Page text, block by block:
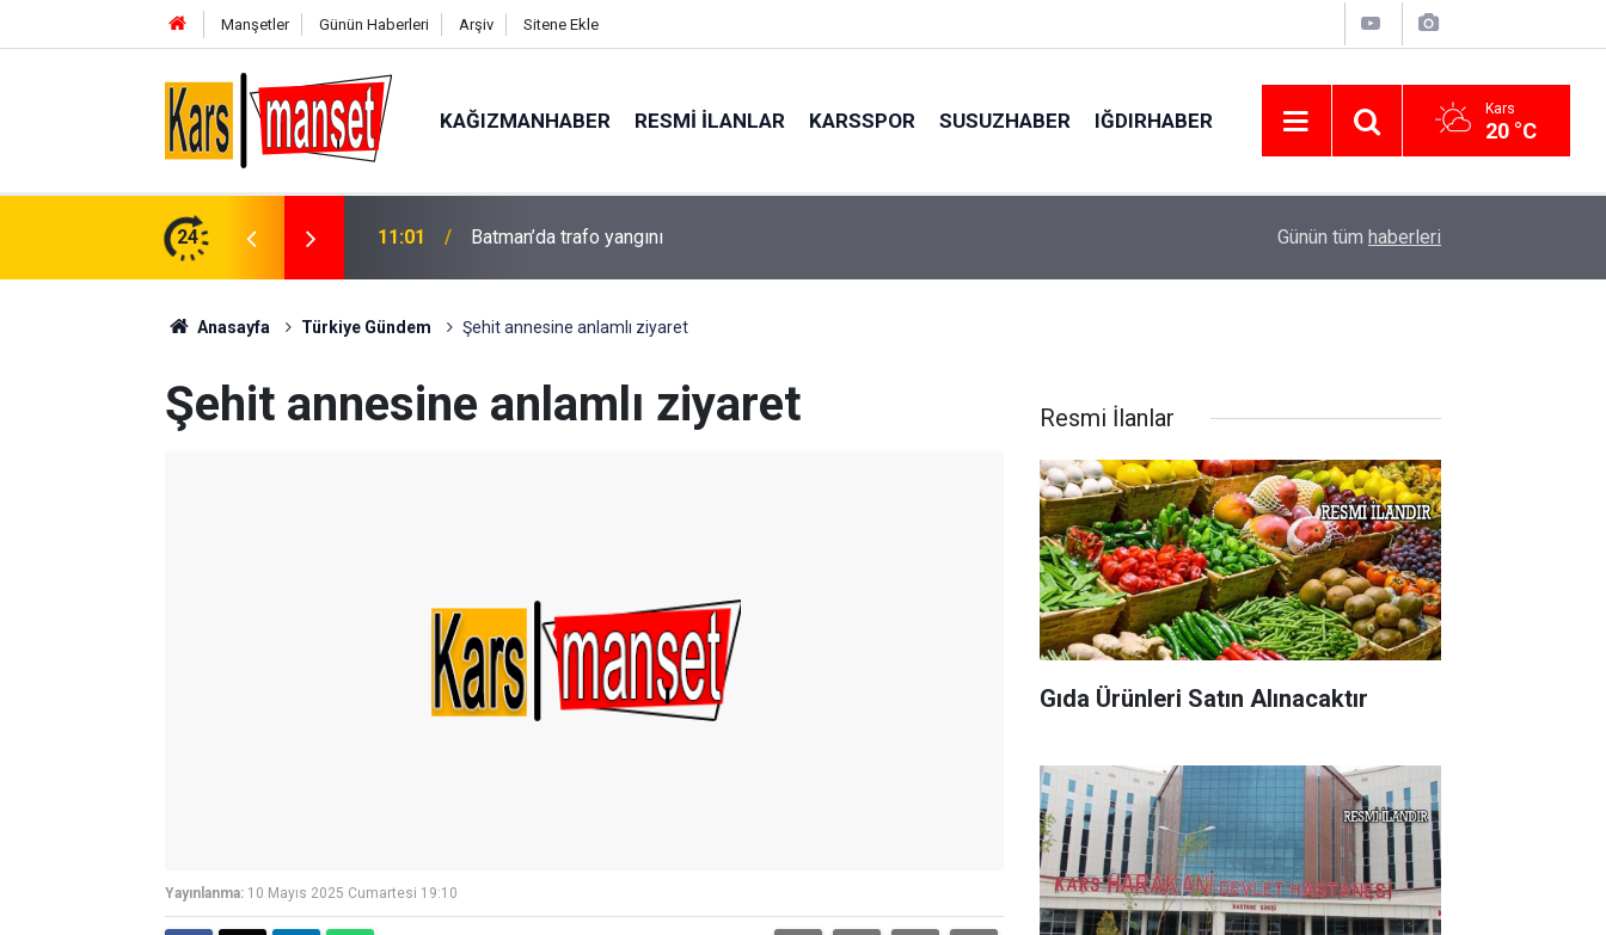
Manşetler Günün Haberleri Arşiv Sitene Ekle
KAĞIZMANHABER RESMI İLANLAR KARSSPOR SUSUZHABER IĞDIRHABER Kars
20 °C
24 11:01
Turistleri hedef alan plaj faresi çaldığı telefonun GPRS destekli takip sistemi
ile yakalandı
Gaziantep’te otoyolda dron destekli denetim:
Günün tüm haberleri
Anasayfa Türkiye Gündem Şehit annesine anlamlı ziyaret
Şehit annesine anlamlı ziyaret
Yayınlanma: 10 Mayıs 2025 Cumartesi 19:10
Resmi İlanlar
Gıda Ürünleri Satın Alınacaktır